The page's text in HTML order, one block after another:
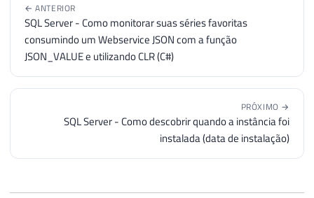
← ANTERIOR
SQL Server - Como monitorar suas séries favoritas
consumindo um Webservice JSON com a função
JSON_VALUE e utilizando CLR (C#)
PRÓXIMO →
SQL Server - Como descobrir quando a instância foi
instalada (data de instalação)